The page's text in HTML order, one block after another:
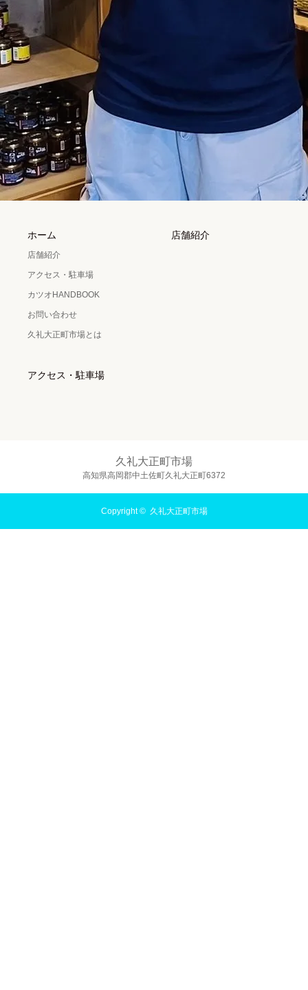
ホーム
店舗紹介
アクセス・駐車場
カツオHANDBOOK
お問い合わせ
久礼大正町市場とは
店舗紹介
アクセス・駐車場
久礼大正町市場
高知県高岡郡中土佐町久礼大正町6372
Copyright © 久礼大正町市場